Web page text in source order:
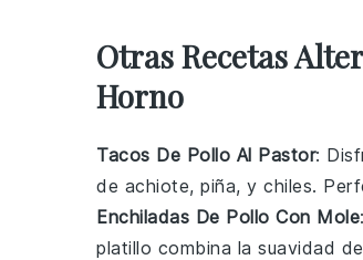
Otras Recetas
Horno
Tacos De Pollo Al Pastor:
de achiote, piña, y chiles.
Enchiladas De Pollo Con Mole
platillo combina la suavidad